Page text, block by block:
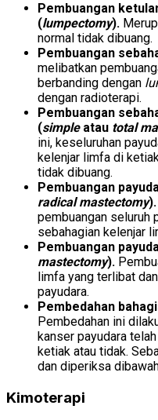
Pembuangan
(lumpectomy).
normal tidak dibuang.
Pembuangan
melibatkan
berbanding dengan
dengan radioterapi.
Pembuangan
(simpleatau total
ini, keseluruhan
kelenjar limfa di
tidak dibuang.
Pembuangan
radical mastectomy).
pembuangan seluruh
sebahagian kelenjar
Pembuangan
mastectomy).
limfa yang terlibat
payudara.
Pembedahan
Pembedahan ini
kanser payudara
ketiak atau tidak.
dan diperiksa
Kimoterapi